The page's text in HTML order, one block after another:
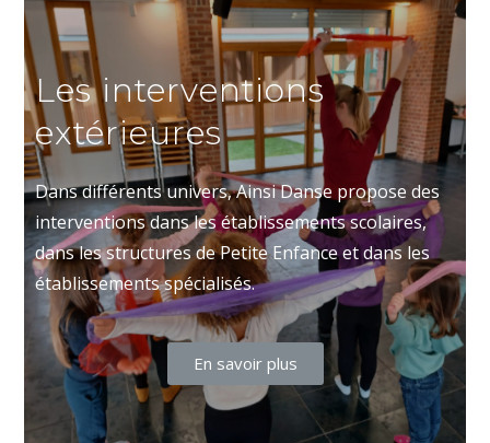
Les interventions
extérieures
Dans différents univers, Ainsi Danse propose des
interventions dans les établissements scolaires,
dans les structures de Petite Enfance et dans les
établissements spécialisés.
En savoir plus